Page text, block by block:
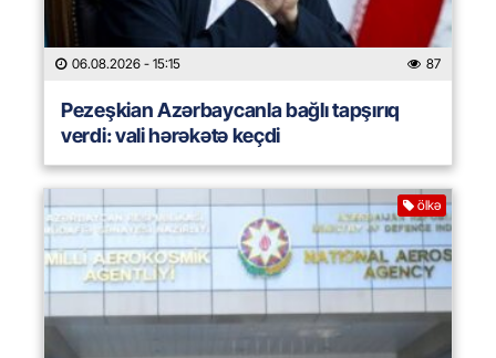
06.08.2026 - 15:15 87
Pezeşkian Azərbaycanla bağlı tapşırıq
verdi: vali hərəkətə keçdi
ölkə